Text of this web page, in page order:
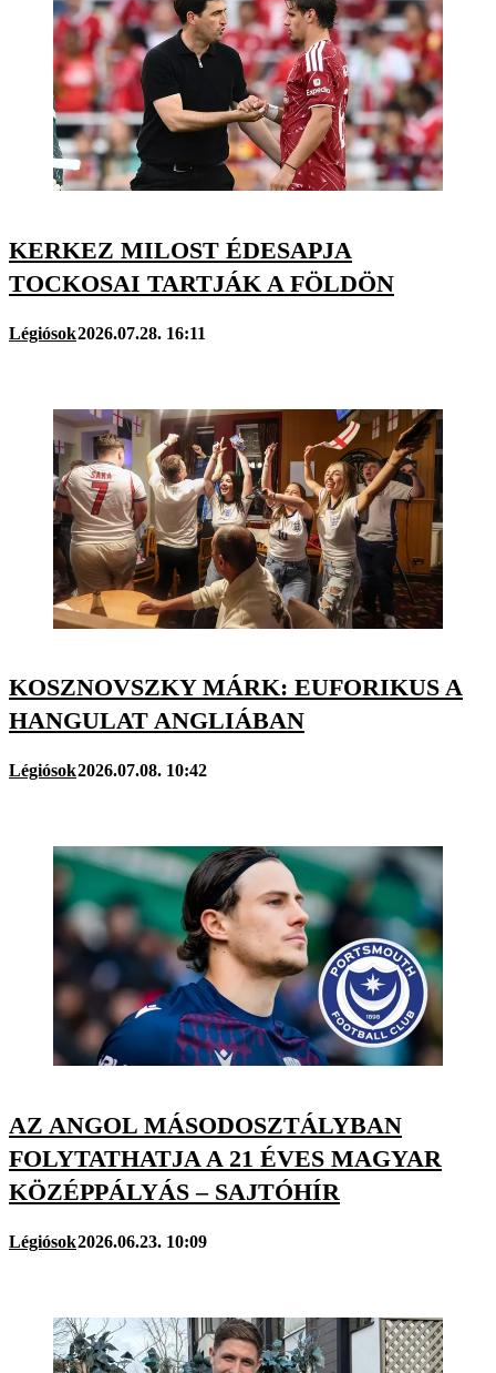
KERKEZ MILOST ÉDESAPJA
TOCKOSAI TARTJÁK A FÖLDÖN
Légiósok2026.07.28. 16:11
KOSZNOVSZKY MÁRK: EUFORIKUS A
HANGULAT ANGLIÁBAN
Légiósok2026.07.08. 10:42
AZ ANGOL MÁSODOSZTÁLYBAN
FOLYTATHATJA A 21 ÉVES MAGYAR
KÖZÉPPÁLYÁS – SAJTÓHÍR
Légiósok2026.06.23. 10:09